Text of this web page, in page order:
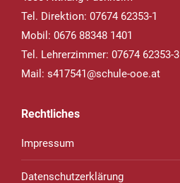
Tel. Direktion: 07674 62353-1
Mobil: 0676 88348 1401
Tel. Lehrerzimmer: 07674 62353-3
Mail: s417541@schule-ooe.at
Rechtliches
Impressum
Datenschutzerklärung